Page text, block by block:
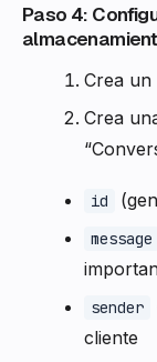
Paso 4:
Crea
Crea
id
message
sender
cliente